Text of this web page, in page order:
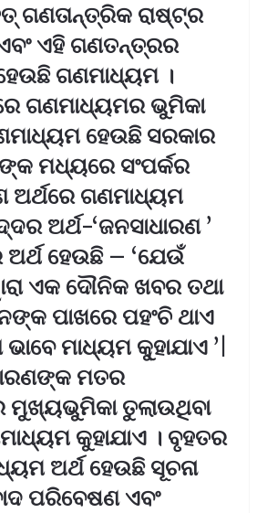
ଗଣତାନ୍ତ୍ରିକ ରାଷ୍ଟ୍ର
ଏହି ଗଣତନ୍ତ୍ରର
ଗଣମାଧ୍ୟମ ।
ଗଣମାଧ୍ୟମର ଭୁମିକା
ହେଉଛି ସରକାର
ମଧ୍ୟରେ ସଂପର୍କର
ଅର୍ଥରେ ଗଣମାଧ୍ୟମ
ଅର୍ଥ-‘ଜନସାଧାରଣ ’
ହେଉଛି – ‘ଯେଉଁ
ଏକ ଦୌନିକ ଖବର ତଥା
ପାଖରେ ପହଂଚି ଥାଏ
ଭାବେ ମାଧ୍ୟମ କୁ୍ହାଯାଏ ’|
ମତର
ମୁଖ୍ୟଭୁମିକା ତୁଲାଉଥିବା
କୁହାଯାଏ । ବୃହତର
ଅର୍ଥ ହେଉଛି ସୂଚନା
ପରିବେଷଣ ଏବଂ